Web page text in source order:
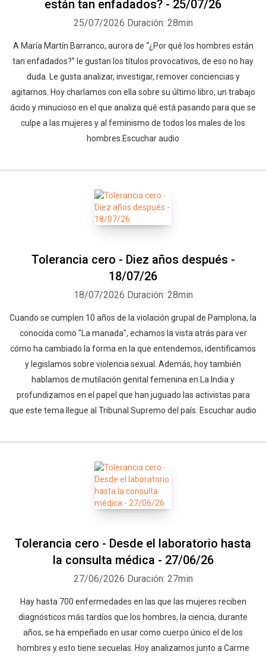
están tan enfadados? - 25/07/26
25/07/2026 Duración: 28min
A María Martín Barranco, aurora de “¿Por qué los hombres están
tan enfadados?” le gustan los títulos provocativos, de eso no hay
duda. Le gusta analizar, investigar, remover conciencias y
agitarnos. Hoy charlamos con ella sobre su último libro, un trabajo
ácido y minucioso en el que analiza qué está pasando para que se
culpe a las mujeres y al feminismo de todos los males de los
hombres.Escuchar audio
Tolerancia cero - Diez años después -
18/07/26
18/07/2026 Duración: 28min
Cuando se cumplen 10 años de la violación grupal de Pamplona, la
conocida como "La manada", echamos la vista atrás para ver
cómo ha cambiado la forma en la que entendemos, identificamos
y legislamos sobre violencia sexual. Además, hoy también
hablamos de mutilación genital femenina en La India y
profundizamos en el papel que han juguado las activistas para
que este tema llegue al Tribunal Supremo del país. Escuchar audio
Tolerancia cero - Desde el laboratorio hasta
la consulta médica - 27/06/26
27/06/2026 Duración: 27min
Hay hasta 700 enfermedades en las que las mujeres reciben
diagnósticos más tardíos que los hombres, la ciencia, durante
años, se ha empeñado en usar como cuerpo único el de los
hombres y esto tiene secuelas. Hoy analizamos junto a Carme